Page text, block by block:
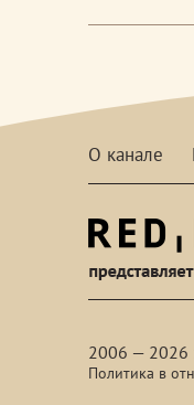
О канале
2006 — 2026
Политика в